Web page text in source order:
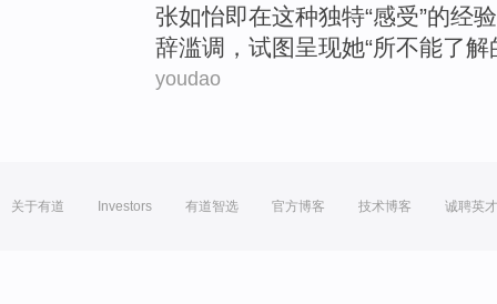
张如怡即在这种独特“感受”的经验
辞滥调 ， 试图呈现她“所不能了解
youdao
关于有道 Investors 有道智选 官方博客 技术博客 诚聘英才